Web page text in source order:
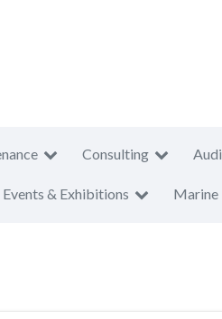
Consulting
Events & Exhibitions Marine